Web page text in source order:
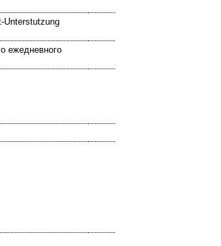
Unterstutzung
ежедневного